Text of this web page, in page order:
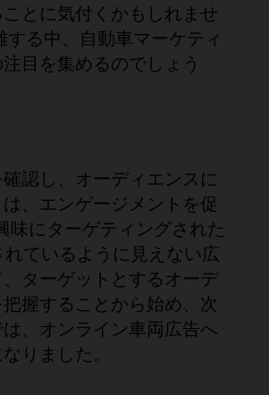
とに気付くかもしれませ
る中、自動車マーケティ
目を集めるのでしょう
認し、オーディエンスに
、エンゲージメントを促
味にターゲティングされた
ているように見えない広
ターゲットとするオーデ
握することから始め、次
、オンライン車両広告へ
りました。